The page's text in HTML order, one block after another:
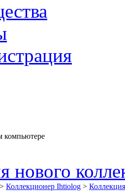
компьютере
нового
> Коллекционер Ihtiolog >